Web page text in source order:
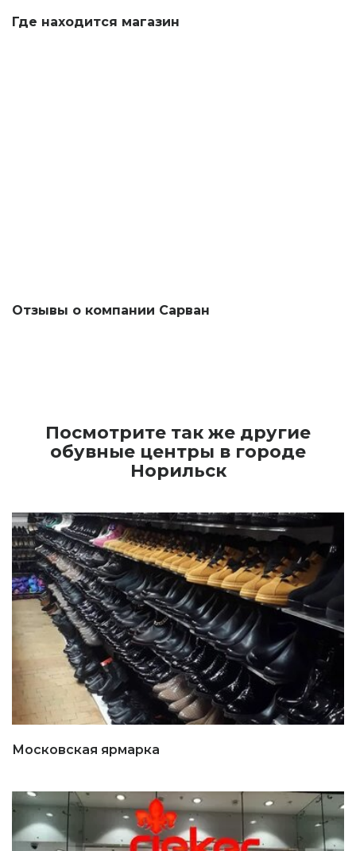
Где находится магазин
Отзывы о компании Сарван
Посмотрите так же другие
обувные центры в городе
Норильск
Московская ярмарка